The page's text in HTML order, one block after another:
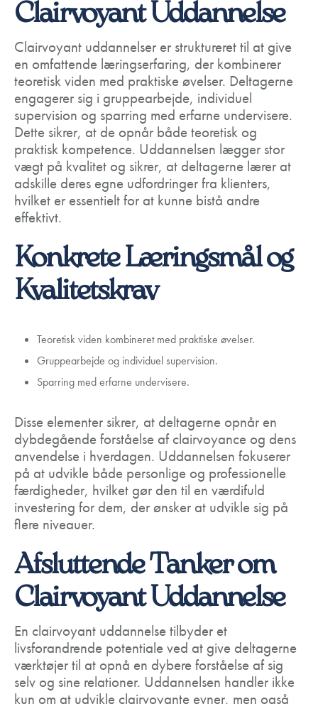
Clairvoyant Uddannelse
Clairvoyant uddannelser er struktureret til at give
en omfattende læringserfaring, der kombinerer
teoretisk viden med praktiske øvelser. Deltagerne
engagerer sig i gruppearbejde, individuel
supervision og sparring med erfarne undervisere.
Dette sikrer, at de opnår både teoretisk og
praktisk kompetence. Uddannelsen lægger stor
vægt på kvalitet og sikrer, at deltagerne lærer at
adskille deres egne udfordringer fra klienters,
hvilket er essentielt for at kunne bistå andre
effektivt.
Konkrete Læringsmål og
Kvalitetskrav
Teoretisk viden kombineret med praktiske øvelser.
Gruppearbejde og individuel supervision.
Sparring med erfarne undervisere.
Disse elementer sikrer, at deltagerne opnår en
dybdegående forståelse af clairvoyance og dens
anvendelse i hverdagen. Uddannelsen fokuserer
på at udvikle både personlige og professionelle
færdigheder, hvilket gør den til en værdifuld
investering for dem, der ønsker at udvikle sig på
flere niveauer.
Afsluttende Tanker om
Clairvoyant Uddannelse
En clairvoyant uddannelse tilbyder et
livsforandrende potentiale ved at give deltagerne
værktøjer til at opnå en dybere forståelse af sig
selv og sine relationer. Uddannelsen handler ikke
kun om at udvikle clairvoyante evner, men også